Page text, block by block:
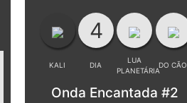
4
KALI DIA
LUA
PLANETÁRIA
DO CÃO
Onda Encantada #2